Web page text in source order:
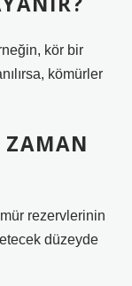
kör bir
kömürler
ZAMAN
rezervlerinin
düzeyde